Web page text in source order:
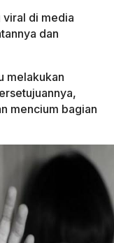
viral di media
dan
melakukan
mencium bagian